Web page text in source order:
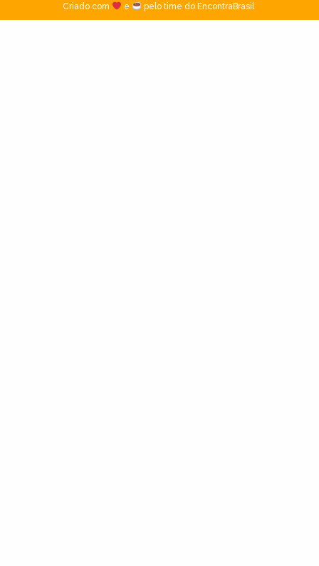
Criado com
e pelo time do EncontraBrasil